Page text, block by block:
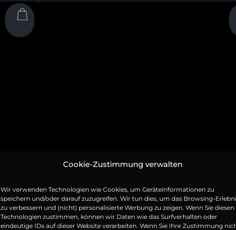
Cookie-Zustimmung verwalten
Wir verwenden Technologien wie Cookies, um Geräteinformationen zu
speichern und/oder darauf zuzugreifen. Wir tun dies, um das Browsing-
zu verbessern und (nicht) personalisierte Werbung zu zeigen. Wenn Sie diesen
Technologien zustimmen, können wir Daten wie das Surfverhalten oder
eindeutige IDs auf dieser Website verarbeiten. Wenn Sie Ihre Zustimmung